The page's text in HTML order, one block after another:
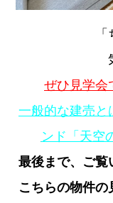
ぜひ見学会
一般的な建売と
ンド「天空
最後まで、ご覧
こちらの物件